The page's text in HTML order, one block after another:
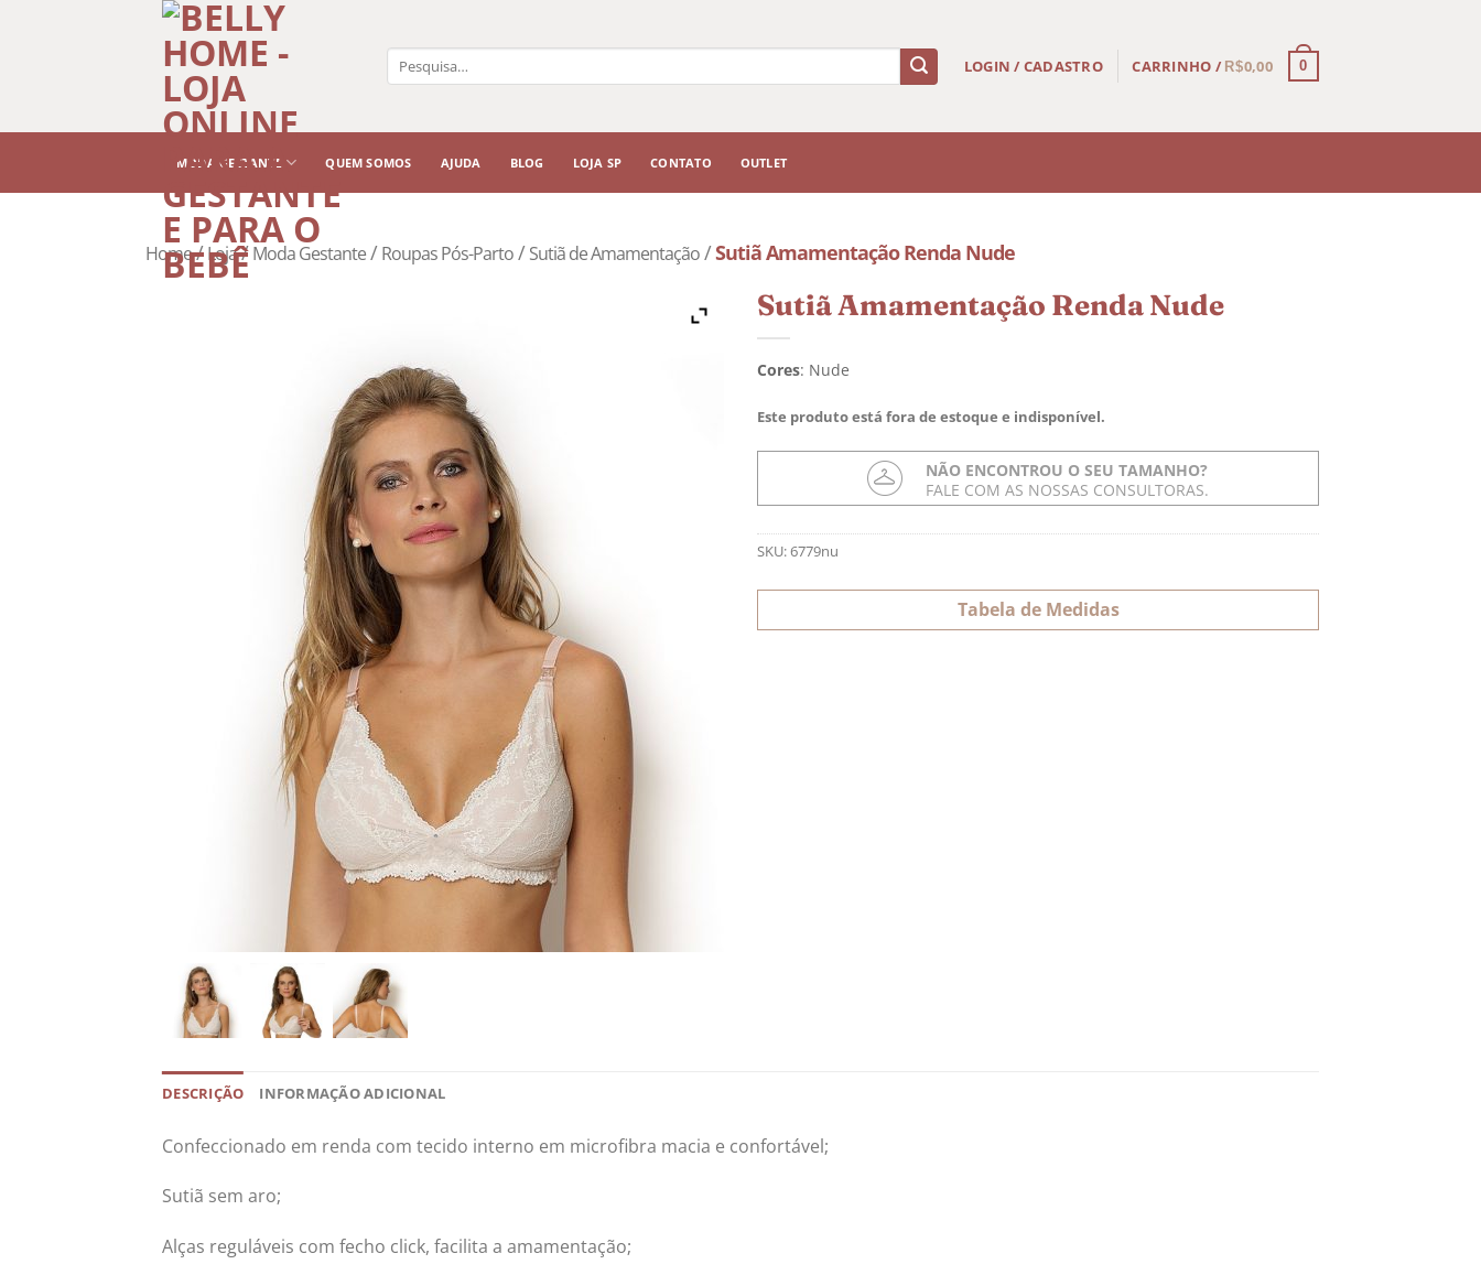
Pesquisar
LOGIN / CADASTRO CARRINHO / R$0,00 0
MODA GESTANTE QUEM SOMOS AJUDA BLOG LOJA SP CONTATO OUTLET
Home/Loja/Moda Gestante/Roupas Pós-Parto/Sutiã de Amamentação/Sutiã Amamentação Renda Nude
Sutiã Amamentação Renda Nude
Cores: Nude
Este produto está fora de estoque e indisponível.
NÃO ENCONTROU O SEU TAMANHO?
FALE COM AS NOSSAS CONSULTORAS.
SKU:6779nu
Tabela de Medidas
DESCRIÇÃO INFORMAÇÃO ADICIONAL
Confeccionado em renda com tecido interno em microfibra macia e confortável;
Sutiã sem aro;
Alças reguláveis com fecho click, facilita a amamentação;